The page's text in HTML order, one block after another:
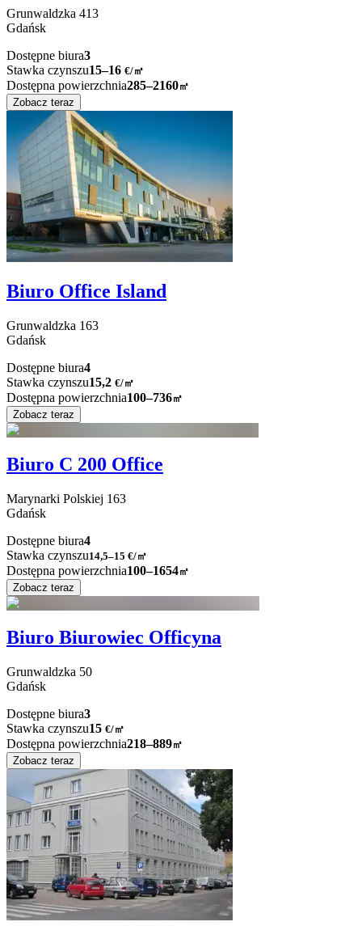
Grunwaldzka 413
Gdańsk
Dostępne biura3
Stawka czynszu15–16 €/㎡
Dostępna powierzchnia285–2160㎡
Zobacz teraz
Biuro Office Island
Grunwaldzka 163
Gdańsk
Dostępne biura4
Stawka czynszu15,2 €/㎡
Dostępna powierzchnia100–736㎡
Zobacz teraz
Biuro C 200 Office
Marynarki Polskiej 163
Gdańsk
Dostępne biura4
Stawka czynszu14,5–15 €/㎡
Dostępna powierzchnia100–1654㎡
Zobacz teraz
Biuro Biurowiec Officyna
Grunwaldzka 50
Gdańsk
Dostępne biura3
Stawka czynszu15 €/㎡
Dostępna powierzchnia218–889㎡
Zobacz teraz